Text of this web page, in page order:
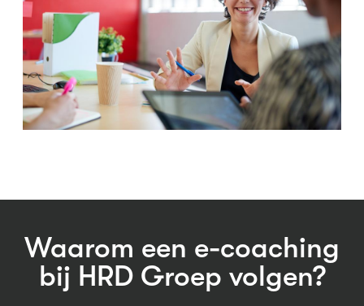
Waarom een e-coaching
bij HRD Groep volgen?